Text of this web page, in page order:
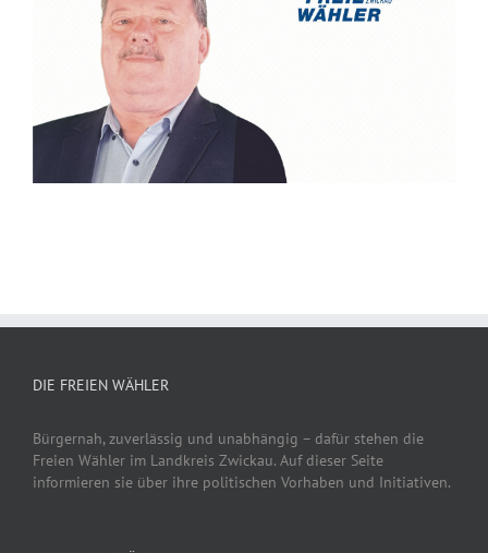
DIE FREIEN WÄHLER
Bürgernah, zuverlässig und unabhängig – dafür stehen die
Freien Wähler im Landkreis Zwickau. Auf dieser Seite
informieren sie über ihre politischen Vorhaben und Initiativen.